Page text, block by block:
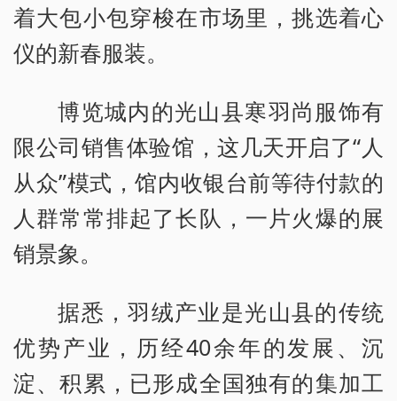
着大包小包穿梭在市场里，挑选着心
仪的新春服装。
博览城内的光山县寒羽尚服饰有
限公司销售体验馆，这几天开启了“人
从众”模式，馆内收银台前等待付款的
人群常常排起了长队，一片火爆的展
销景象。
据悉，羽绒产业是光山县的传统
优势产业，历经40余年的发展、沉
淀、积累，已形成全国独有的集加工